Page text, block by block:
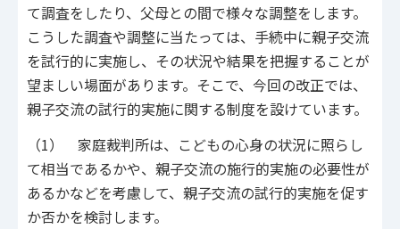
て調査をしたり、父母との間で様々な調整をします。
こうした調査や調整に当たっては、手続中に親子交流
を試行的に実施し、その状況や結果を把握することが
望ましい場面があります。そこで、今回の改正では、
親子交流の試行的実施に関する制度を設けています。
（1） 家庭裁判所は、こどもの心身の状況に照らし
て相当であるかや、親子交流の施行的実施の必要性が
あるかなどを考慮して、親子交流の試行的実施を促す
か否かを検討します。